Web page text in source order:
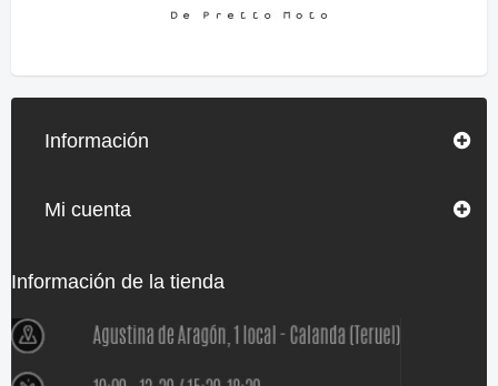
Información
Mi cuenta
Información de la tienda